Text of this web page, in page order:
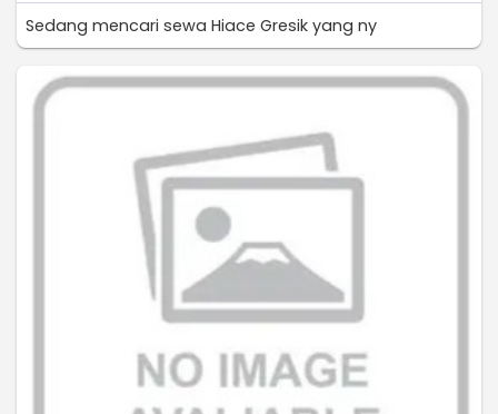
Sedang mencari sewa Hiace Gresik yang ny